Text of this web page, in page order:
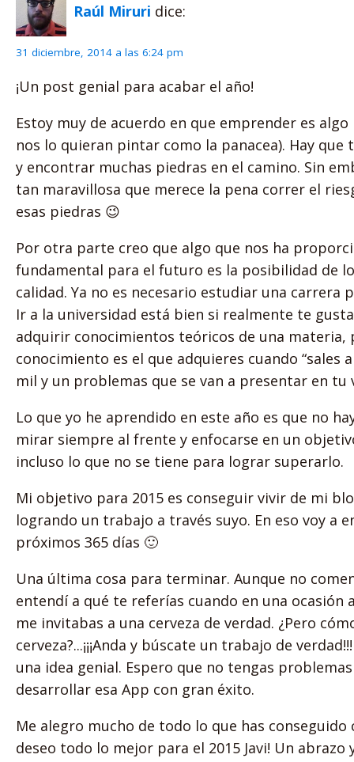
Raúl Miruri dice:
31 diciembre, 2014 a las 6:24 pm
¡Un post genial para acabar el año!
Estoy muy de acuerdo en que emprender es
nos lo quieran pintar como la panacea). Hay
y encontrar muchas piedras en el camino. Sin
tan maravillosa que merece la pena correr el
esas piedras 😉
Por otra parte creo que algo que nos ha
fundamental para el futuro es la posibilidad de
calidad. Ya no es necesario estudiar una carrera
Ir a la universidad está bien si realmente te
adquirir conocimientos teóricos de una materia,
conocimiento es el que adquieres cuando “sales
mil y un problemas que se van a presentar en tu
Lo que yo he aprendido en este año es que no
mirar siempre al frente y enfocarse en un
incluso lo que no se tiene para lograr superarlo.
Mi objetivo para 2015 es conseguir vivir de mi
logrando un trabajo a través suyo. En eso voy a
próximos 365 días 🙂
Una última cosa para terminar. Aunque no
entendí a qué te referías cuando en una
me invitabas a una cerveza de verdad. ¿Pero
cerveza?...¡¡¡Anda y búscate un trabajo de
una idea genial. Espero que no tengas
desarrollar esa App con gran éxito.
Me alegro mucho de todo lo que has
deseo todo lo mejor para el 2015 Javi! Un abrazo